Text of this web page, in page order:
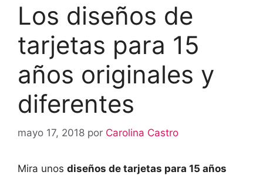
Los diseños de
tarjetas para 15
años originales y
diferentes
mayo 17, 2018 por Carolina Castro
Mira unos diseños de tarjetas para 15 años